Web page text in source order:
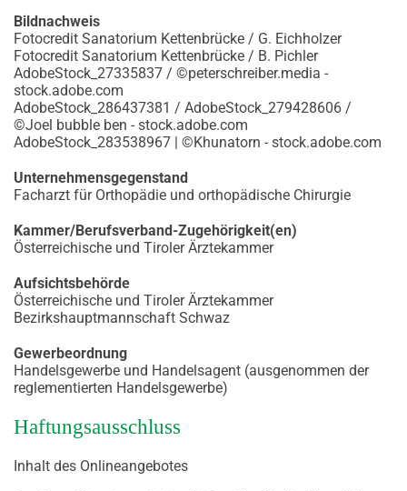
Bildnachweis
Fotocredit Sanatorium Kettenbrücke / G. Eichholzer
Fotocredit Sanatorium Kettenbrücke / B. Pichler
AdobeStock_27335837 / ©peterschreiber.media -
stock.adobe.com
AdobeStock_286437381 / AdobeStock_279428606 /
©Joel bubble ben - stock.adobe.com
AdobeStock_283538967 | ©Khunatorn - stock.adobe.com
Unternehmensgegenstand
Facharzt für Orthopädie und orthopädische Chirurgie
Kammer/Berufsverband-Zugehörigkeit(en)
Österreichische und Tiroler Ärztekammer
Aufsichtsbehörde
Österreichische und Tiroler Ärztekammer
Bezirkshauptmannschaft Schwaz
Gewerbeordnung
Handelsgewerbe und Handelsagent (ausgenommen der
reglementierten Handelsgewerbe)
Haftungsausschluss
Inhalt des Onlineangebotes